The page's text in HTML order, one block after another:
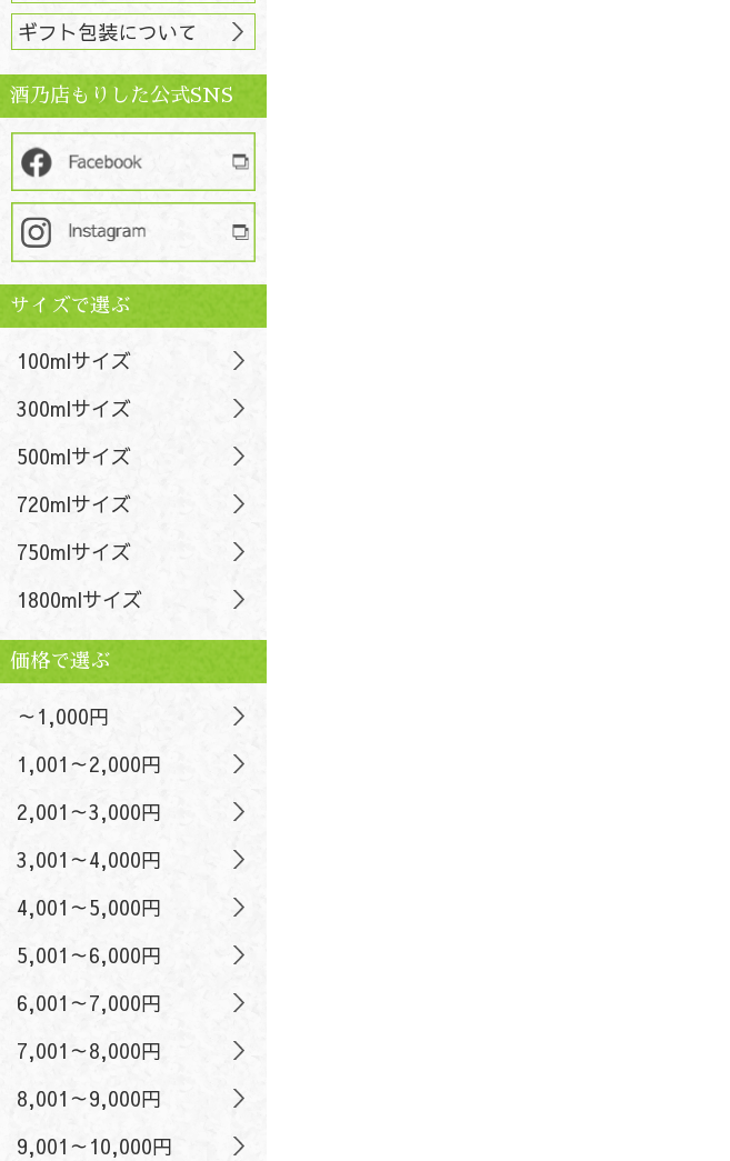
ギフト包装について
酒乃店もりした公式SNS
サイズで選ぶ
100mlサイズ
300mlサイズ
500mlサイズ
720mlサイズ
750mlサイズ
1800mlサイズ
価格で選ぶ
～1,000円
1,001～2,000円
2,001～3,000円
3,001～4,000円
4,001～5,000円
5,001～6,000円
6,001～7,000円
7,001～8,000円
8,001～9,000円
9,001～10,000円